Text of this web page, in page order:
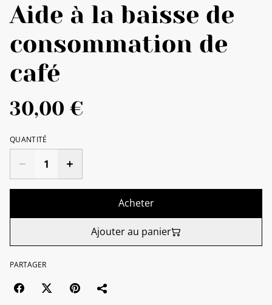
Aide à la baisse de
consommation de
café
30,00 €
QUANTITÉ
Acheter
Ajouter au panier
PARTAGER